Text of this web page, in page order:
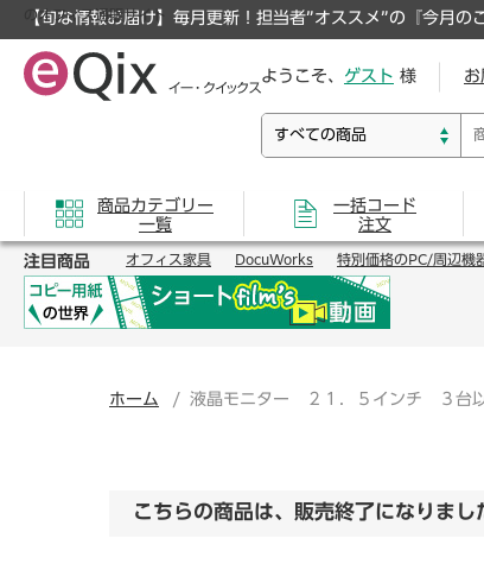
【旬な情報お届け】毎月更新！担当者”オススメ”の『今月の
のオフィス通販サイト
ようこそ、 ゲスト 様
商品カテゴリー
一覧
一括コード
注文
注目商品 オフィス家具 DocuWorks 特別価格のPC/周辺機
ホーム 液晶モニター ２１．５インチ ３台
こちらの商品は、販売終了になりまし